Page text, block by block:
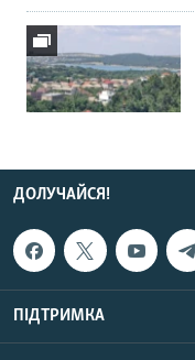
ДОЛУЧАЙСЯ!
ПІДТРИМКА